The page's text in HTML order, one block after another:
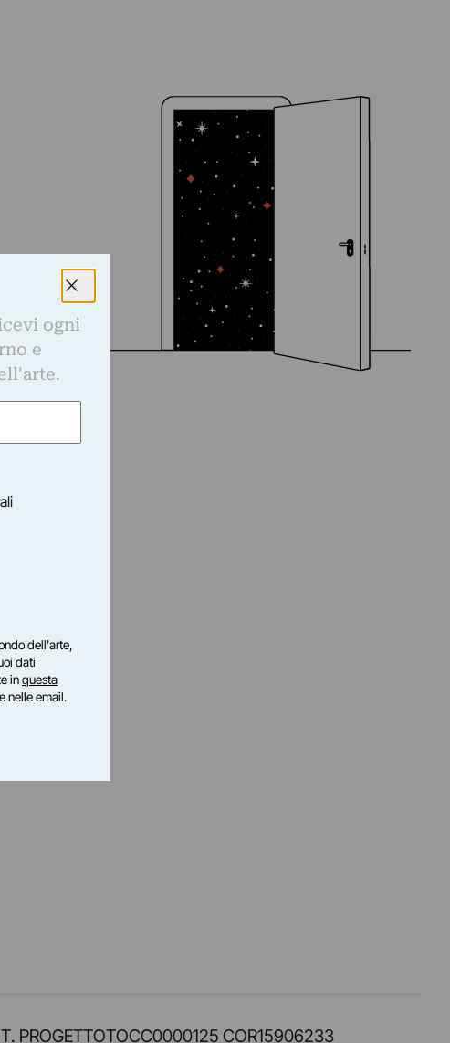
PROGETTOTOCC0000125 COR15906233
ogni
e
dell'arte,
dati
inquesta
nelle email.